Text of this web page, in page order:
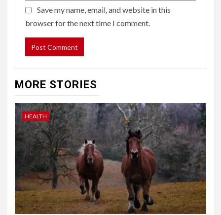
Save my name, email, and website in this
browser for the next time I comment.
MORE STORIES
HEALTH